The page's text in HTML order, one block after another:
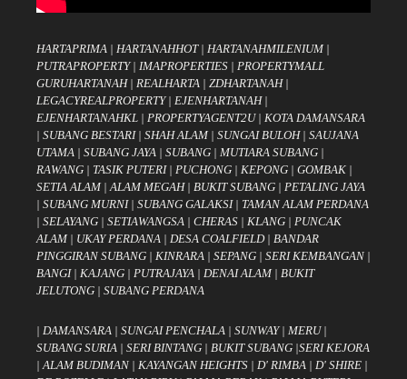
HARTAPRIMA | HARTANAHHOT| HARTANAHMILENIUM|
PUTRAPROPERTY| IMAPROPERTIES | PROPERTYMALL
GURUHARTANAH| REALHARTA | ZDHARTANAH|
LEGACYREALPROPERTY| EJENHARTANAH|
EJENHARTANAHKL | PROPERTYAGENT2U| KOTA DAMANSARA
| SUBANG BESTARI| SHAH ALAM| SUNGAI BULOH| SAUJANA
UTAMA | SUBANG JAYA | SUBANG | MUTIARA SUBANG |
RAWANG | TASIK PUTERI| PUCHONG | KEPONG | GOMBAK |
SETIA ALAM| ALAM MEGAH| BUKIT SUBANG | PETALING JAYA
| SUBANG MURNI| SUBANG GALAKSI| TAMAN ALAM PERDANA
| SELAYANG | SETIAWANGSA | CHERAS | KLANG | PUNCAK
ALAM| UKAY PERDANA | DESA COALFIELD| BANDAR
PINGGIRAN SUBANG | KINRARA | SEPANG | SERI KEMBANGAN |
BANGI| KAJANG | PUTRAJAYA | DENAI ALAM| BUKIT
JELUTONG | SUBANG PERDANA
| DAMANSARA | SUNGAI PENCHALA | SUNWAY| MERU|
SUBANG SURIA | SERI BINTANG | BUKIT SUBANG |SERI KEJORA
| ALAM BUDIMAN | KAYANGAN HEIGHTS | D' RIMBA | D' SHIRE |